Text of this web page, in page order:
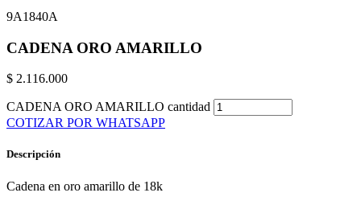
9A1840A
CADENA ORO AMARILLO
$ 2.116.000
CADENA ORO AMARILLO cantidad
COTIZAR POR WHATSAPP
Descripción
Cadena en oro amarillo de 18k